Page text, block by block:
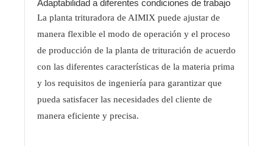
Adaptabilidad a diferentes condiciones de trabajo
La planta trituradora de AIMIX puede ajustar de
manera flexible el modo de operación y el proceso
de producción de la planta de trituración de acuerdo
con las diferentes características de la materia prima
y los requisitos de ingeniería para garantizar que
pueda satisfacer las necesidades del cliente de
manera eficiente y precisa.